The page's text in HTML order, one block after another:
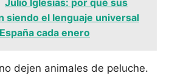
siendo el lenguaje universal
cada enero
dejen animales de peluche.